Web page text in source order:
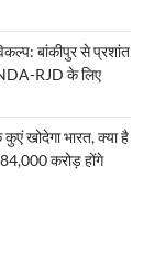
बांकीपुर से प्रशांत
NDA-RJD के लिए
खोदेगा भारत, क्या है
करोड़ होंगे